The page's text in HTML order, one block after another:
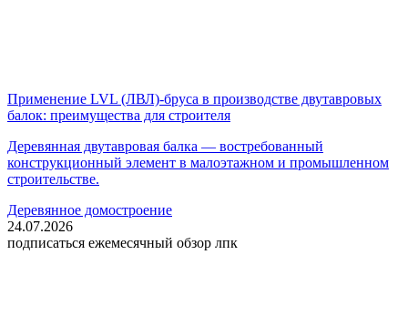
Применение LVL (ЛВЛ)-бруса в производстве двутавровых
балок: преимущества для строителя
Деревянная двутавровая балка — востребованный
конструкционный элемент в малоэтажном и промышленном
строительстве.
Деревянное домостроение
24.07.2026
подписаться ежемесячный обзор лпк